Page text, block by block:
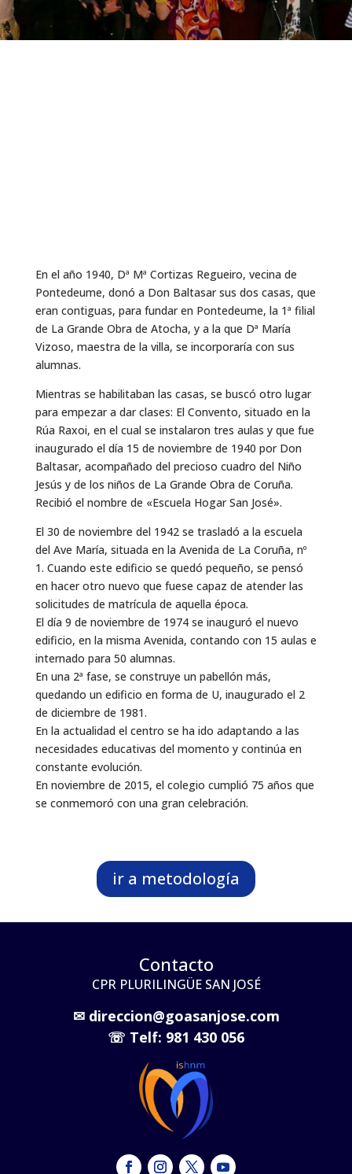
En el año 1940, Dª Mª Cortizas Regueiro, vecina de
Pontedeume, donó a Don Baltasar sus dos casas, que
eran contiguas, para fundar en Pontedeume, la 1ª filial
de La Grande Obra de Atocha, y a la que Dª María
Vizoso, maestra de la villa, se incorporaría con sus
alumnas.
Mientras se habilitaban las casas, se buscó otro lugar
para empezar a dar clases: El Convento, situado en la
Rúa Raxoi, en el cual se instalaron tres aulas y que fue
inaugurado el día 15 de noviembre de 1940 por Don
Baltasar, acompañado del precioso cuadro del Niño
Jesús y de los niños de La Grande Obra de Coruña.
Recibió el nombre de «Escuela Hogar San José».
El 30 de noviembre del 1942 se trasladó a la escuela
del Ave María, situada en la Avenida de La Coruña, nº
1. Cuando este edificio se quedó pequeño, se pensó
en hacer otro nuevo que fuese capaz de atender las
solicitudes de matrícula de aquella época.
El día 9 de noviembre de 1974 se inauguró el nuevo
edificio, en la misma Avenida, contando con 15 aulas e
internado para 50 alumnas.
En una 2ª fase, se construye un pabellón más,
quedando un edificio en forma de U, inaugurado el 2
de diciembre de 1981.
En la actualidad el centro se ha ido adaptando a las
necesidades educativas del momento y continúa en
constante evolución.
En noviembre de 2015, el colegio cumplió 75 años que
se conmemoró con una gran celebración.
ir a metodología
Contacto
CPR PLURILINGÜE SAN JOSÉ
✉ direccion@goasanjose.com
☏ Telf: 981 430 056